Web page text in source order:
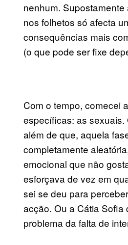
nenhum.
nos folhetos só afecta
consequências mais
(o que pode ser fixe
Com o tempo, comecei
específicas: as sexuais.
além de que, aquela
completamente
emocional que não
esforçava de vez em
sei se deu para
acção. Ou a Cátia Sofia
problema da falta de